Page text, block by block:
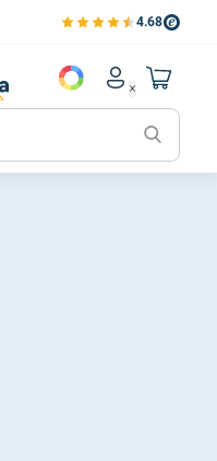
4.68
Bekijk de verfplaza
Account
Mijn
Mijn
Mijn
Naar